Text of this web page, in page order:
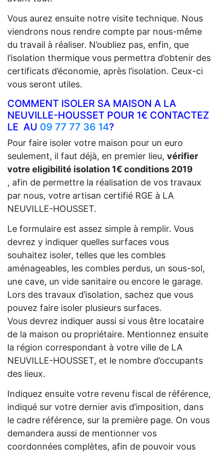
Vous aurez ensuite notre visite technique. Nous
viendrons nous rendre compte par nous-même
du travail à réaliser. N’oubliez pas, enfin, que
l’isolation thermique vous permettra d’obtenir des
certificats d’économie, après l’isolation. Ceux-ci
vous seront utiles.
COMMENT ISOLER SA MAISON A LA
NEUVILLE-HOUSSET POUR 1€ CONTACTEZ
LE AU 09 77 77 36 14?
Pour faire isoler votre maison pour un euro
seulement, il faut déjà, en premier lieu, vérifier
votre eligibilité isolation 1€ conditions 2019
, afin de permettre la réalisation de vos travaux
par nous, votre artisan certifié RGE à LA
NEUVILLE-HOUSSET.
Le formulaire est assez simple à remplir. Vous
devrez y indiquer quelles surfaces vous
souhaitez isoler, telles que les combles
aménageables, les combles perdus, un sous-sol,
une cave, un vide sanitaire ou encore le garage.
Lors des travaux d’isolation, sachez que vous
pouvez faire isoler plusieurs surfaces.
Vous devrez indiquer aussi si vous être locataire
de la maison ou propriétaire. Mentionnez ensuite
la région correspondant à votre ville de LA
NEUVILLE-HOUSSET, et le nombre d’occupants
des lieux.
Indiquez ensuite votre revenu fiscal de référence,
indiqué sur votre dernier avis d’imposition, dans
le cadre référence, sur la première page. On vous
demandera aussi de mentionner vos
coordonnées complètes, afin de pouvoir vous